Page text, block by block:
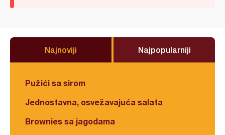
Najnoviji Najpopularniji
Pužići sa sirom
Jednostavna, osvežavajuća salata
Brownies sa jagodama